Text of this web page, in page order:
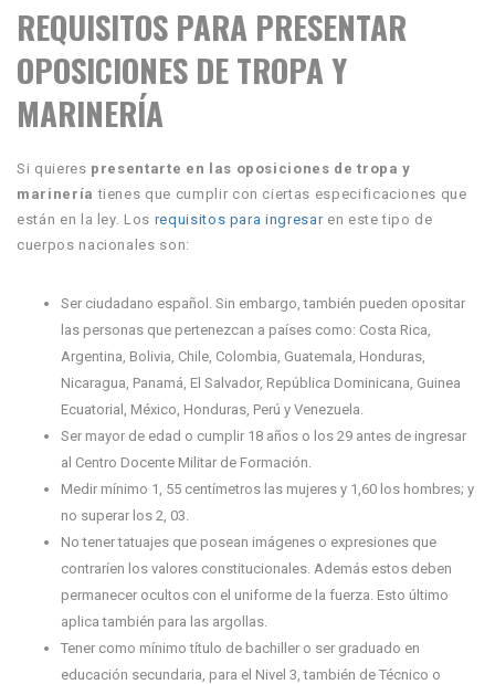
REQUISITOS PARA PRESENTAR
OPOSICIONES DE TROPA Y
MARINERÍA
Si quieres presentarte en las oposiciones de tropa y
marinería tienes que cumplir con ciertas especificaciones que
están en la ley. Los requisitos para ingresaren este tipo de
cuerpos nacionales son:
Ser ciudadano español. Sin embargo, también pueden opositar
las personas que pertenezcan a países como: Costa Rica,
Argentina, Bolivia, Chile, Colombia, Guatemala, Honduras,
Nicaragua, Panamá, El Salvador, República Dominicana, Guinea
Ecuatorial, México, Honduras, Perú y Venezuela.
Ser mayor de edad o cumplir 18 años o los 29 antes de ingresar
al Centro Docente Militar de Formación.
Medir mínimo 1, 55 centímetros las mujeres y 1,60 los hombres; y
no superar los 2, 03.
No tener tatuajes que posean imágenes o expresiones que
contraríen los valores constitucionales. Además estos deben
permanecer ocultos con el uniforme de la fuerza. Esto último
aplica también para las argollas.
Tener como mínimo título de bachiller o ser graduado en
educación secundaria, para el Nivel 3, también de Técnico o